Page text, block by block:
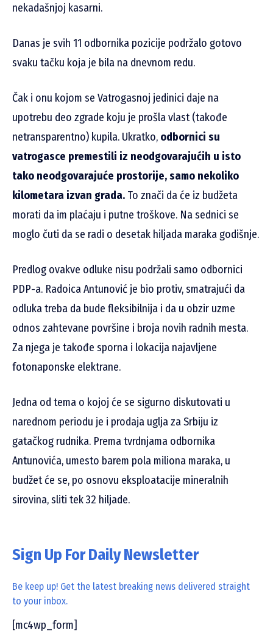
nekadašnjoj kasarni.
Danas je svih 11 odbornika pozicije podržalo gotovo
svaku tačku koja je bila na dnevnom redu.
Čak i onu kojom se Vatrogasnoj jedinici daje na
upotrebu deo zgrade koju je prošla vlast (takođe
netransparentno) kupila. Ukratko, odbornici su
vatrogasce premestili iz neodgovarajućih u isto
tako neodgovarajuće prostorije, samo nekoliko
kilometara izvan grada. To znači da će iz budžeta
morati da im plaćaju i putne troškove. Na sednici se
moglo čuti da se radi o desetak hiljada maraka godišnje.
Predlog ovakve odluke nisu podržali samo odbornici
PDP-a. Radoica Antunović je bio protiv, smatrajući da
odluka treba da bude fleksibilnija i da u obzir uzme
odnos zahtevane površine i broja novih radnih mesta.
Za njega je takođe sporna i lokacija najavljene
fotonaponske elektrane.
Jedna od tema o kojoj će se sigurno diskutovati u
narednom periodu je i prodaja uglja za Srbiju iz
gatačkog rudnika. Prema tvrdnjama odbornika
Antunovića, umesto barem pola miliona maraka, u
budžet će se, po osnovu eksploatacije mineralnih
sirovina, sliti tek 32 hiljade.
Sign Up For Daily Newsletter
Be keep up! Get the latest breaking news delivered straight
to your inbox.
[mc4wp_form]